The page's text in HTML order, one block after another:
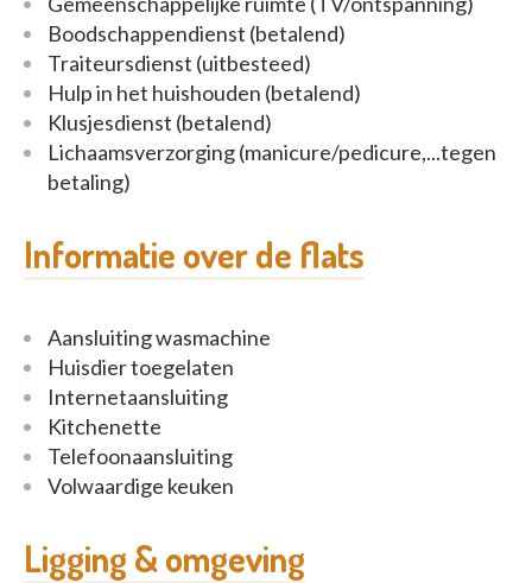
Boodschappendienst (betalend)
Traiteursdienst (uitbesteed)
Hulp in het huishouden (betalend)
Klusjesdienst (betalend)
Lichaamsverzorging (manicure/pedicure,...tegen
betaling)
Informatie over de flats
Aansluiting wasmachine
Huisdier toegelaten
Internetaansluiting
Kitchenette
Telefoonaansluiting
Volwaardige keuken
Ligging & omgeving